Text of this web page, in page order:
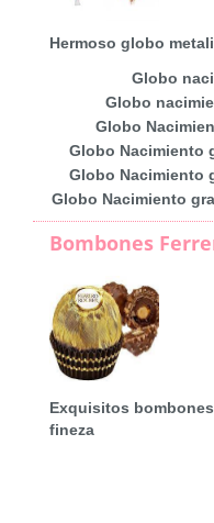
Hermoso globo
Globo
Globo
Globo
Globo Nacimiento
Globo Nacimiento
Globo Nacimiento
Bombones
Exquisitos
fineza